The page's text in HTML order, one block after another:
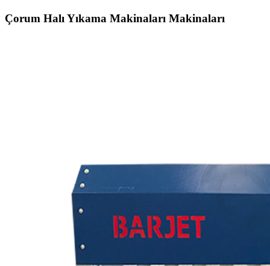
Çorum Halı Yıkama Makinaları Makinaları